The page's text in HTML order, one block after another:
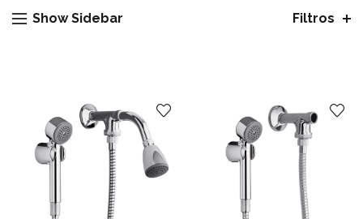
Show Sidebar Filtros
Hablemos...